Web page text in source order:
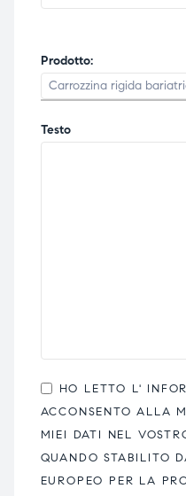
Prodotto:
Testo
HO LETTO L'
ACCONSENTO ALLA
MIEI DATI NEL
QUANDO STABILITO
EUROPEO PER LA